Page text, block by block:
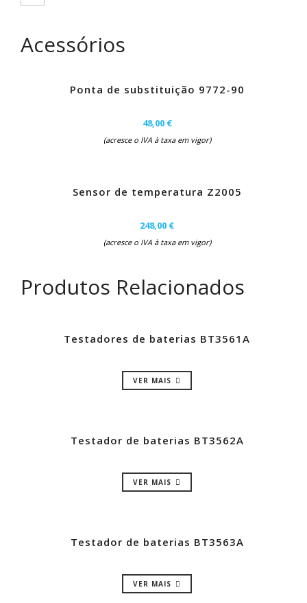
Acessórios
Ponta de substituição 9772-90
48,00 €
(acresce o IVA à taxa em vigor)
Sensor de temperatura Z2005
248,00 €
(acresce o IVA à taxa em vigor)
Produtos Relacionados
Testadores de baterias BT3561A
VER MAIS
Testador de baterias BT3562A
VER MAIS
Testador de baterias BT3563A
VER MAIS